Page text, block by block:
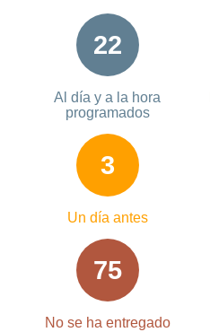
22
Al día y a la hora
programados
3
Un día antes
75
No se ha entregado